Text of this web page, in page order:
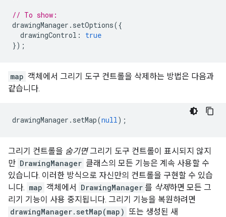
// To show:
drawingManager . setOptions({
drawingControl :
true
});
map 객체에서 그리기 도구 컨트롤을 삭제하는 방법은 다음과
같습니다.
drawingManager . setMap(null);
그리기 컨트롤을 숨기면그리기 도구 컨트롤이 표시되지 않지
만 DrawingManager 클래스의 모든 기능은 계속 사용할 수
있습니다. 이러한 방식으로 자신만의 컨트롤을 구현할 수 있습
니다. map 객체에서 DrawingManager 를 삭제하면 모든 그
리기 기능이 사용 중지됩니다. 그리기 기능을 복원하려면
drawingManager.setMap(map) 또는 생성된 새